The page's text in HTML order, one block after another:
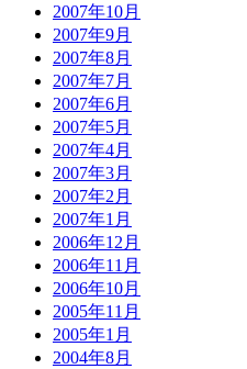
2007年10月
2007年9月
2007年8月
2007年7月
2007年6月
2007年5月
2007年4月
2007年3月
2007年2月
2007年1月
2006年12月
2006年11月
2006年10月
2005年11月
2005年1月
2004年8月